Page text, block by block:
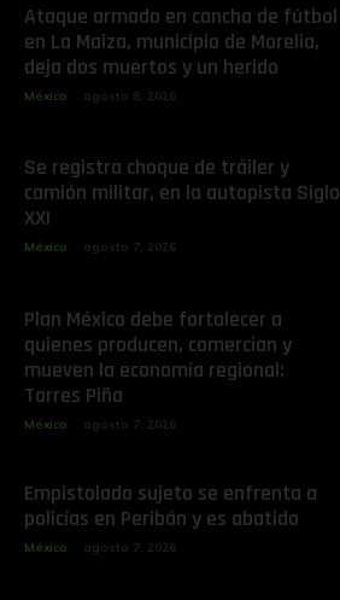
Ataque armado en cancha de fútbol
en La Maiza, municipio de Morelia,
deja dos muertos y un herido
México agosto 8, 2026
Se registra choque de tráiler y
camión militar, en la autopista Siglo
XXI
México agosto 7, 2026
Plan México debe fortalecer a
quienes producen, comercian y
mueven la economía regional:
Torres Piña
México agosto 7, 2026
Empistolado sujeto se enfrenta a
policías en Peribán y es abatido
México agosto 7, 2026